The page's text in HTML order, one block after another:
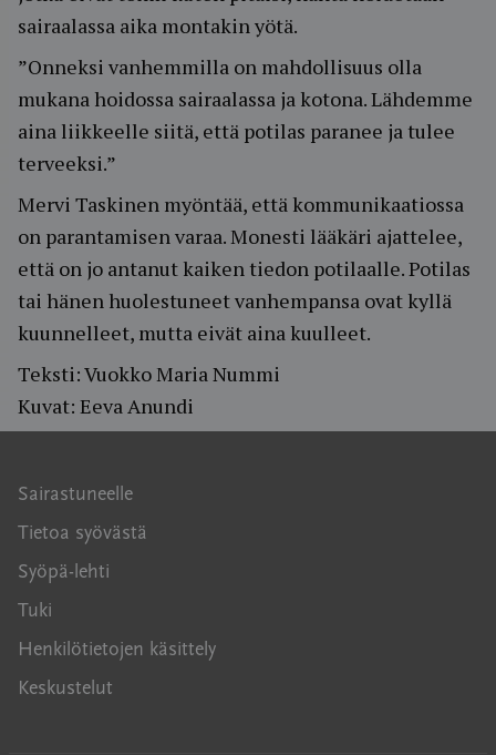
sairaalassa aika montakin yötä.
”Onneksi vanhemmilla on mahdollisuus olla
mukana hoidossa sairaalassa ja kotona. Lähdemme
aina liikkeelle siitä, että potilas paranee ja tulee
terveeksi.”
Mervi Taskinen myöntää, että kommunikaatiossa
on parantamisen varaa. Monesti lääkäri ajattelee,
että on jo antanut kaiken tiedon potilaalle. Potilas
tai hänen huolestuneet vanhempansa ovat kyllä
kuunnelleet, mutta eivät aina kuulleet.
Teksti: Vuokko Maria Nummi
Kuvat: Eeva Anundi
Sairastuneelle
Tietoa syövästä
Syöpä-lehti
Tuki
Henkilötietojen käsittely
Keskustelut